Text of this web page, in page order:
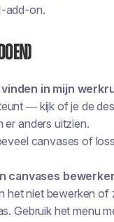
add-on.
in mijn
— kijk of je de
anders uitzien.
canvases of
canvases
het niet bewerken of
Gebruik het menu